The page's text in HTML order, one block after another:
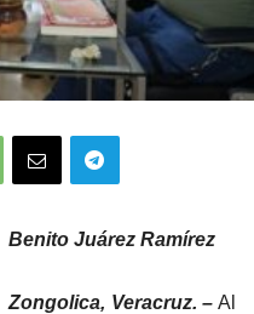
Benito Juárez Ramírez
Zongolica, Veracruz. – Al